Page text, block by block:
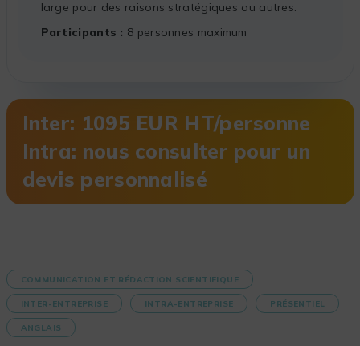
COMMUNICATION ET RÉDACTION SCIENTIFIQUE
INTER-ENTREPRISE INTRA-ENTREPRISE PRÉSENTIEL
ANGLAIS
large pour des raisons stratégiques ou autres.
Participants
8 personnes maximum
Inter: 1095 EUR HT/personne
Intra: nous consulter pour un
devis personnalisé